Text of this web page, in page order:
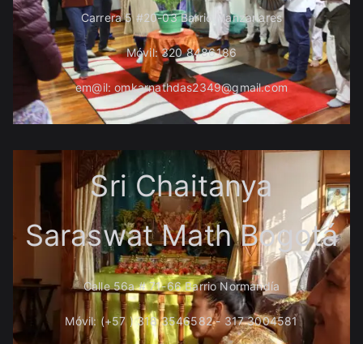
Carrera 5 #20-03 Barrio Manzanares
Móvil: 320 8486186
em@il: omkarnathdas2349@gmail.com
Sri Chaitanya
Saraswat Math Bogotá
Calle 56a # 71-66 Barrio Normandía
Móvil: (+57 ) 318 3546582 - 317 3004581